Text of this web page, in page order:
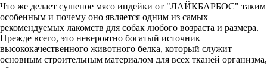
Что же делает сушеное мясо индейки от "ЛАЙКБАРБОС" таким
особенным и почему оно является одним из самых
рекомендуемых лакомств для собак любого возраста и размера.
Прежде всего, это невероятно богатый источник
высококачественного животного белка, который служит
основным строительным материалом для всех тканей организма,